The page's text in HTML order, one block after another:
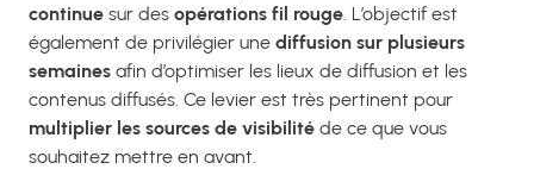
continue sur des opérations fil rouge. L’objectif est
également de privilégier une diffusion sur plusieurs
semaines afin d’optimiser les lieux de diffusion et les
contenus diffusés. Ce levier est très pertinent pour
multiplier les sources de visibilité de ce que vous
souhaitez mettre en avant.